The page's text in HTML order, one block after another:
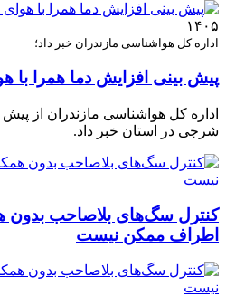
۱۴۰۵
اداره کل هواشناسی مازندران خبر داد؛
پیش بینی افزایش دما همرا با
اداره کل هواشناسی مازندران از پیش
شرجی در استان خبر داد.
کنترل سگ‌های بلاصاحب بدون
اطراف ممکن نیست